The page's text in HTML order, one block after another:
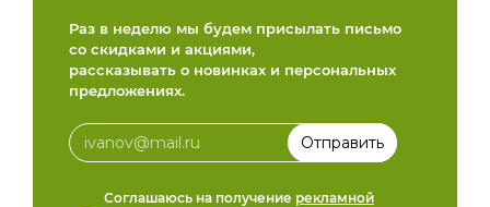
Раз в неделю мы будем присылать письмо
со скидками и акциями,
рассказывать о новинках и персональных
предложениях.
Соглашаюсь на получение рекламной